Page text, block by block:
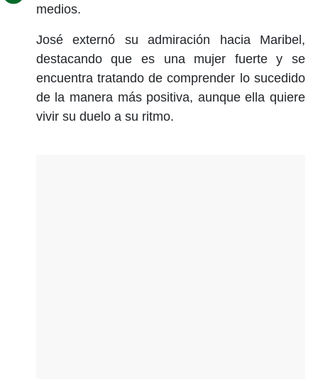
medios.
José externó su admiración hacia Maribel,
destacando que es una mujer fuerte y se
encuentra tratando de comprender lo sucedido
de la manera más positiva, aunque ella quiere
vivir su duelo a su ritmo.